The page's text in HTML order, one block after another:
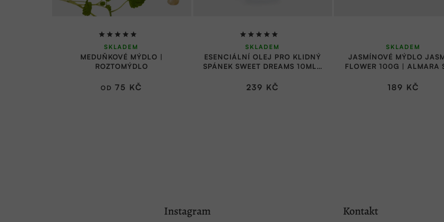
MEDUŇKOVÉ MÝDLO |
ROZTOMÝDLO
Průměrné
hodnocení
produktu
5,0
SKLADEM
OD 75 KČ
ESENCIÁLNÍ OLEJ PRO KLIDNÝ
SPÁNEK SWEET DREAMS 10ML |
Průměrné
hodnocení
produktu
5,0
SKLADEM
239 KČ
JASMÍNOVÉ MÝDLO
FLOWER 100G | ALMARA
SKLADEM
189 KČ
Instagram Kontakt